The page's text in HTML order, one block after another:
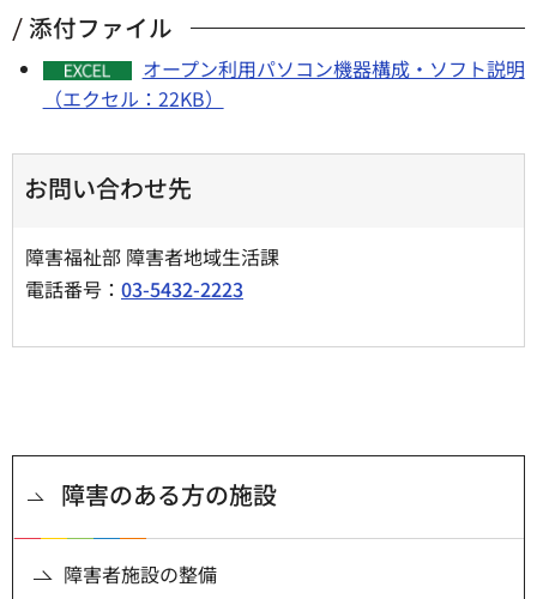
添付ファイル
オープン利用パソコン機器構成・ソフト説明
（エクセル：22KB）
お問い合わせ先
障害福祉部 障害者地域生活課
電話番号： 03-5432-2223
障害のある方の施設
障害者施設の整備